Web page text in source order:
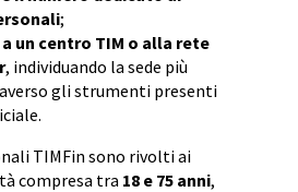
;
un centro TIM o alla rete
, individuando la sede più
gli strumenti presenti
TIMFin sono rivolti ai
compresa tra 18 e 75 anni,